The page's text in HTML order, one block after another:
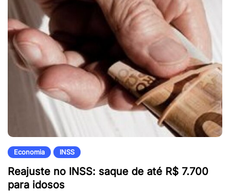
Economia INSS
Reajuste no INSS: saque de até R$ 7.700
para idosos